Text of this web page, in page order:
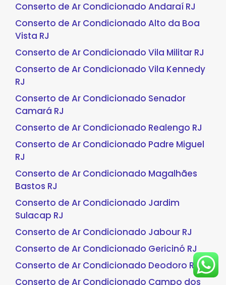
Conserto de Ar Condicionado Andaraí RJ
Conserto de Ar Condicionado Alto da Boa
Vista RJ
Conserto de Ar Condicionado Vila Militar RJ
Conserto de Ar Condicionado Vila Kennedy
RJ
Conserto de Ar Condicionado Senador
Camará RJ
Conserto de Ar Condicionado Realengo RJ
Conserto de Ar Condicionado Padre Miguel
RJ
Conserto de Ar Condicionado Magalhães
Bastos RJ
Conserto de Ar Condicionado Jardim
Sulacap RJ
Conserto de Ar Condicionado Jabour RJ
Conserto de Ar Condicionado Gericinó RJ
Conserto de Ar Condicionado Deodoro RJ
Conserto de Ar Condicionado Campo dos